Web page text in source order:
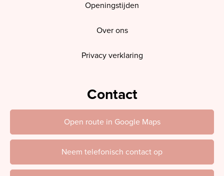
Openingstijden
Over ons
Privacy verklaring
Contact
Open route in Google Maps
Neem telefonisch contact op